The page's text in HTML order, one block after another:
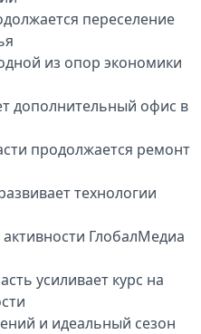
переселение
из опор экономики
дополнительный офис в
продолжается ремонт
технологии
ГлобалМедиа
усиливает курс на
и идеальный сезон